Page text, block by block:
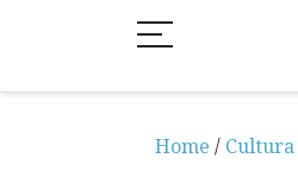
Home / Cultura